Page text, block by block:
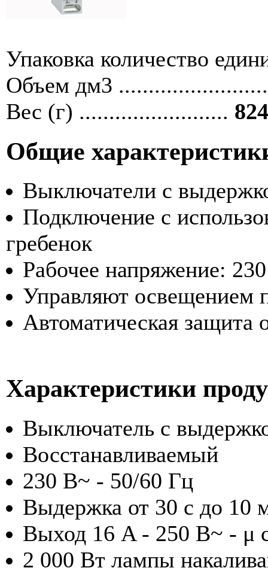
Упаковка количество
Объем дм3
Вес (г) .........................
Общие
Выключатели с
Подключение с
гребенок
Рабочее напряжение:
Управляют освещением
Автоматическая защита
Характеристики
Выключатель с
Восстанавливаемый
230 В~ - 50/60 Гц
Выдержка от 30 с до 10
Выход 16 A - 250 В~ - μ
2 000 Вт лампы